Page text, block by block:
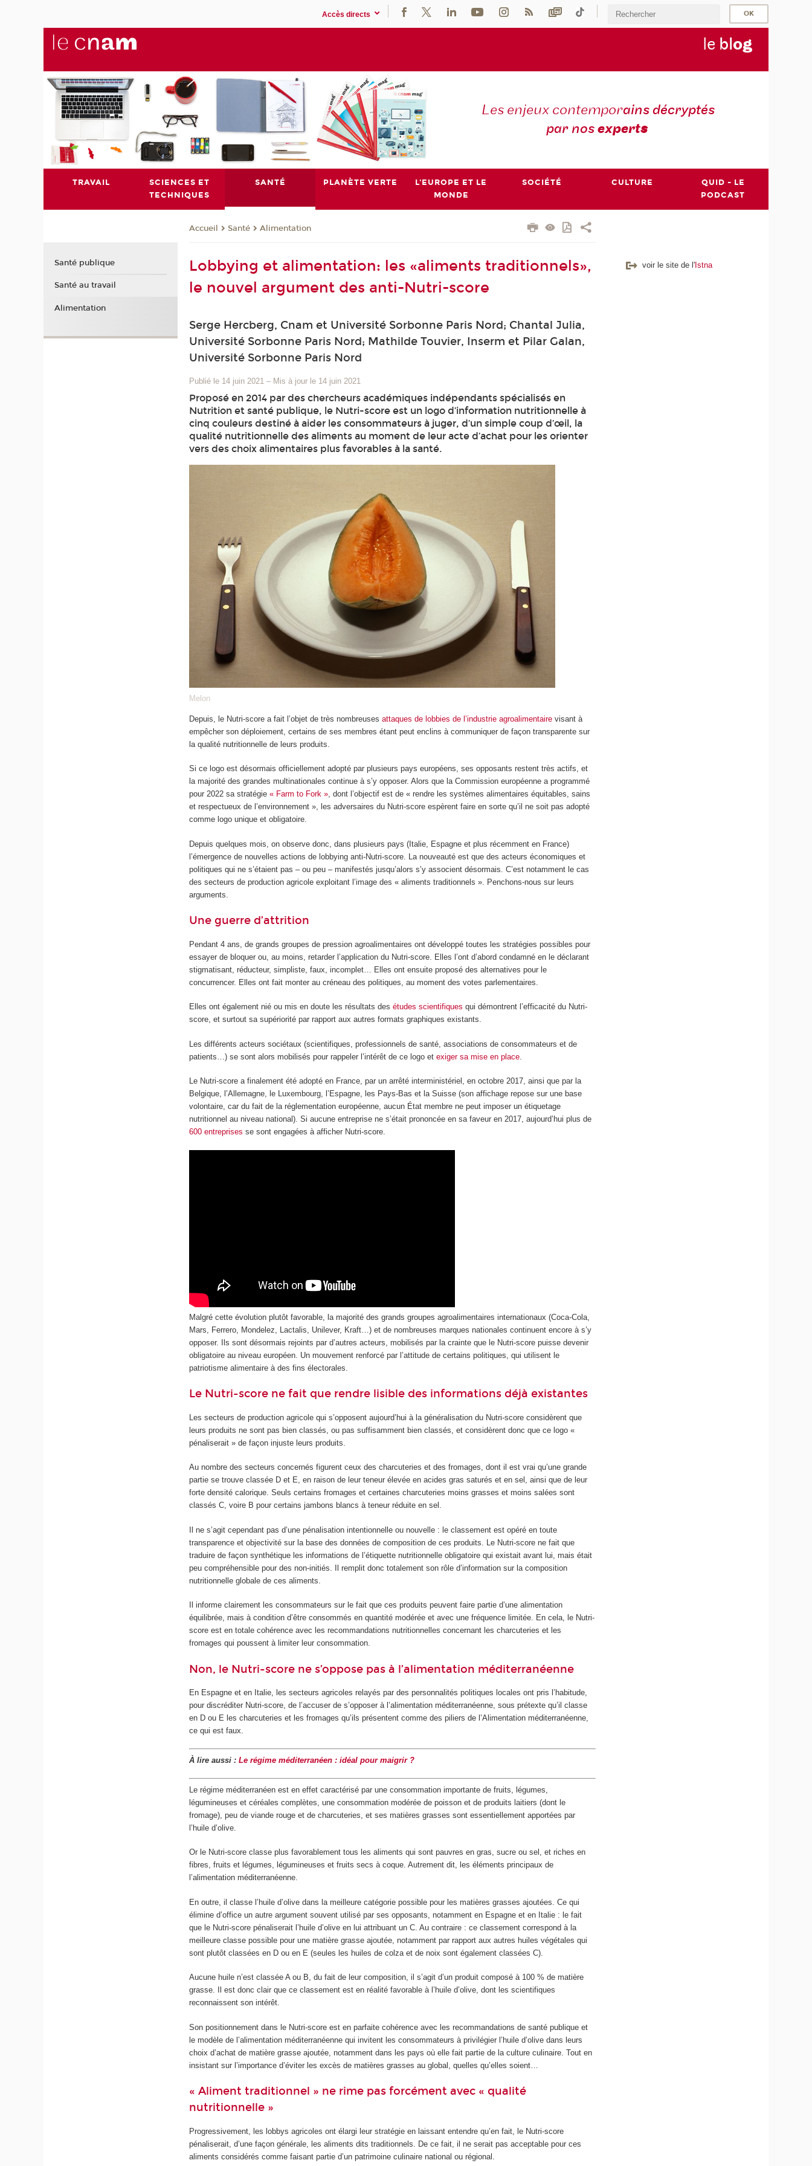
Accès directs
le blog
Les enjeux contemporains décryptés
par nosexperts
TRAVAIL
SCIENCES ET
TECHNIQUES
SANTÉ PLANÈTE VERTE
L'EUROPE ET LE
MONDE
SOCIÉTÉ CULTURE
QUID - LE
PODCAST
Accueil Santé Alimentation
Lobbying et alimentation: les «aliments traditionnels»,
le nouvel argument des anti-Nutri-score
Serge Hercberg, Cnam et Université Sorbonne Paris Nord; Chantal Julia,
Université Sorbonne Paris Nord; Mathilde Touvier, Inserm et Pilar Galan,
Université Sorbonne Paris Nord
Publié le 14 juin 2021 – Mis à jour le 14 juin 2021
Proposé en 2014 par des chercheurs académiques indépendants spécialisés en
Nutrition et santé publique, le Nutri-score est un logo d’information nutritionnelle à
cinq couleurs destiné à aider les consommateurs à juger, d’un simple coup d’œil, la
qualité nutritionnelle des aliments au moment de leur acte d’achat pour les orienter
vers des choix alimentaires plus favorables à la santé.
Melon
Depuis, le Nutri-score a fait l’objet de très nombreusesattaques de lobbies de l’industrie agroalimentaire visant à
empêcher son déploiement, certains de ses membres étant peut enclins à communiquer de façon transparente sur
la qualité nutritionnelle de leurs produits.
Si ce logo est désormais officiellement adopté par plusieurs pays européens, ses opposants restent très actifs, et
la majorité des grandes multinationales continue à s’y opposer. Alors que la Commission européenne a programmé
pour 2022 sa stratégie« Farm to Fork », dont l’objectif est de « rendre les systèmes alimentaires équitables, sains
et respectueux de l’environnement », les adversaires du Nutri-score espèrent faire en sorte qu’il ne soit pas adopté
comme logo unique et obligatoire.
Depuis quelques mois, on observe donc, dans plusieurs pays (Italie, Espagne et plus récemment en France)
l’émergence de nouvelles actions de lobbying anti-Nutri-score. La nouveauté est que des acteurs économiques et
politiques qui ne s’étaient pas – ou peu – manifestés jusqu’alors s’y associent désormais. C’est notamment le cas
des secteurs de production agricole exploitant l’image des « aliments traditionnels ». Penchons-nous sur leurs
arguments.
Une guerre d’attrition
Pendant 4 ans, de grands groupes de pression agroalimentaires ont développé toutes les stratégies possibles pour
essayer de bloquer ou, au moins, retarder l’application du Nutri-score. Elles l’ont d’abord condamné en le déclarant
stigmatisant, réducteur, simpliste, faux, incomplet… Elles ont ensuite proposé des alternatives pour le
concurrencer. Elles ont fait monter au créneau des politiques, au moment des votes parlementaires.
Elles ont également nié ou mis en doute les résultats desétudes scientifiques qui démontrent l’efficacité du Nutri-
score, et surtout sa supériorité par rapport aux autres formats graphiques existants.
Les différents acteurs sociétaux (scientifiques, professionnels de santé, associations de consommateurs et de
patients…) se sont alors mobilisés pour rappeler l’intérêt de ce logo etexiger sa mise en place
Le Nutri-score a finalement été adopté en France, par un arrêté interministériel, en octobre 2017, ainsi que par la
Belgique, l’Allemagne, le Luxembourg, l’Espagne, les Pays-Bas et la Suisse (son affichage repose sur une base
volontaire, car du fait de la réglementation européenne, aucun État membre ne peut imposer un étiquetage
nutritionnel au niveau national). Si aucune entreprise ne s’était prononcée en sa faveur en 2017, aujourd’hui plus de
600 entreprises se sont engagées à afficher Nutri-score.
Malgré cette évolution plutôt favorable, la majorité des grands groupes agroalimentaires internationaux (Coca-Cola,
Mars, Ferrero, Mondelez, Lactalis, Unilever, Kraft…) et de nombreuses marques nationales continuent encore à s’y
opposer. Ils sont désormais rejoints par d’autres acteurs, mobilisés par la crainte que le Nutri-score puisse devenir
obligatoire au niveau européen. Un mouvement renforcé par l’attitude de certains politiques, qui utilisent le
patriotisme alimentaire à des fins électorales.
Le Nutri-score ne fait que rendre lisible des informations déjà existantes
Les secteurs de production agricole qui s’opposent aujourd’hui à la généralisation du Nutri-score considèrent que
leurs produits ne sont pas bien classés, ou pas suffisamment bien classés, et considèrent donc que ce logo «
pénaliserait » de façon injuste leurs produits.
Au nombre des secteurs concernés figurent ceux des charcuteries et des fromages, dont il est vrai qu’une grande
partie se trouve classée D et E, en raison de leur teneur élevée en acides gras saturés et en sel, ainsi que de leur
forte densité calorique. Seuls certains fromages et certaines charcuteries moins grasses et moins salées sont
classés C, voire B pour certains jambons blancs à teneur réduite en sel.
Il ne s’agit cependant pas d’une pénalisation intentionnelle ou nouvelle : le classement est opéré en toute
transparence et objectivité sur la base des données de composition de ces produits. Le Nutri-score ne fait que
traduire de façon synthétique les informations de l’étiquette nutritionnelle obligatoire qui existait avant lui, mais était
peu compréhensible pour des non-initiés. Il remplit donc totalement son rôle d’information sur la composition
nutritionnelle globale de ces aliments.
Il informe clairement les consommateurs sur le fait que ces produits peuvent faire partie d’une alimentation
équilibrée, mais à condition d’être consommés en quantité modérée et avec une fréquence limitée. En cela, le Nutri-
score est en totale cohérence avec les recommandations nutritionnelles concernant les charcuteries et les
fromages qui poussent à limiter leur consommation.
Non, le Nutri-score ne s’oppose pas à l’alimentation méditerranéenne
En Espagne et en Italie, les secteurs agricoles relayés par des personnalités politiques locales ont pris l’habitude,
pour discréditer Nutri-score, de l’accuser de s’opposer à l’alimentation méditerranéenne, sous prétexte qu’il classe
en D ou E les charcuteries et les fromages qu’ils présentent comme des piliers de l’Alimentation méditerranéenne,
ce qui est faux.
À lire aussi :Le régime méditerranéen : idéal pour maigrir ?
Le régime méditerranéen est en effet caractérisé par une consommation importante de fruits, légumes,
légumineuses et céréales complètes, une consommation modérée de poisson et de produits laitiers (dont le
fromage), peu de viande rouge et de charcuteries, et ses matières grasses sont essentiellement apportées par
l’huile d’olive.
Or le Nutri-score classe plus favorablement tous les aliments qui sont pauvres en gras, sucre ou sel, et riches en
fibres, fruits et légumes, légumineuses et fruits secs à coque. Autrement dit, les éléments principaux de
l’alimentation méditerranéenne.
En outre, il classe l’huile d’olive dans la meilleure catégorie possible pour les matières grasses ajoutées. Ce qui
élimine d’office un autre argument souvent utilisé par ses opposants, notamment en Espagne et en Italie : le fait
que le Nutri-score pénaliserait l’huile d’olive en lui attribuant un C. Au contraire : ce classement correspond à la
meilleure classe possible pour une matière grasse ajoutée, notamment par rapport aux autres huiles végétales qui
sont plutôt classées en D ou en E (seules les huiles de colza et de noix sont également classées C).
Aucune huile n’est classée A ou B, du fait de leur composition, il s’agit d’un produit composé à 100 % de matière
grasse. Il est donc clair que ce classement est en réalité favorable à l’huile d’olive, dont les scientifiques
reconnaissent son intérêt.
Son positionnement dans le Nutri-score est en parfaite cohérence avec les recommandations de santé publique et
le modèle de l’alimentation méditerranéenne qui invitent les consommateurs à privilégier l’huile d’olive dans leurs
choix d’achat de matière grasse ajoutée, notamment dans les pays où elle fait partie de la culture culinaire. Tout en
insistant sur l’importance d’éviter les excès de matières grasses au global, quelles qu’elles soient…
« Aliment traditionnel » ne rime pas forcément avec « qualité
nutritionnelle »
Progressivement, les lobbys agricoles ont élargi leur stratégie en laissant entendre qu’en fait, le Nutri-score
pénaliserait, d’une façon générale, les aliments dits traditionnels. De ce fait, il ne serait pas acceptable pour ces
aliments considérés comme faisant partie d’un patrimoine culinaire national ou régional.
voir le site de l'Istna
Santé publique
Santé au travail
Alimentation